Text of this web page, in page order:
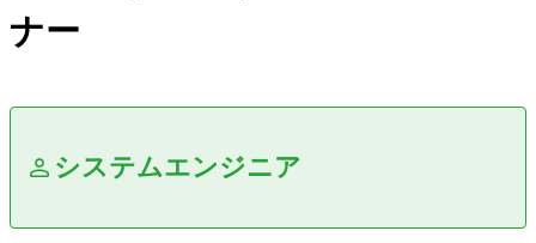
ナー
システムエンジニア